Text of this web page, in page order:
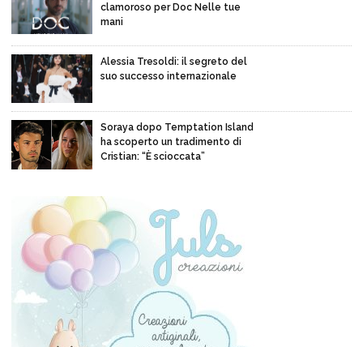
clamoroso per Doc Nelle tue
mani
Alessia Tresoldi: il segreto del
suo successo internazionale
Soraya dopo Temptation Island
ha scoperto un tradimento di
Cristian: “È scioccata”